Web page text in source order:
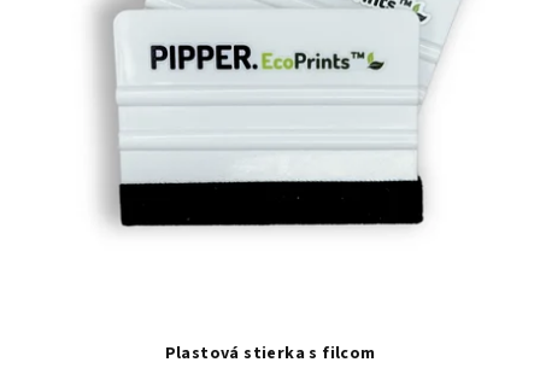
Plastová stierka s filcom